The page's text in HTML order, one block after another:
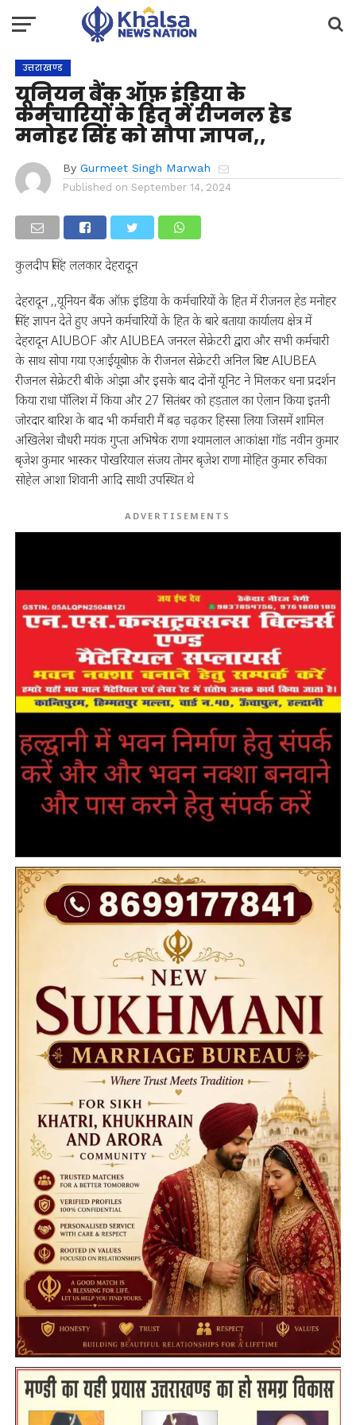
उत्तराखण्ड
यूनियन बैंक ऑफ़ इंडिया के
कर्मचारियों के हित में रीजनल हेड
मनोहर सिंह को सौपा ज्ञापन,,
By Gurmeet Singh Marwah
Published on September 14, 2024
कुलदीप सिंह ललकार देहरादून
देहरादून ,,यूनियन बैंक ऑफ़ इंडिया के कर्मचारियों के हित में रीजनल हेड मनोहर
सिंह ज्ञापन देते हुए अपने कर्मचारियों के हित के बारे बताया कार्यालय क्षेत्र में
देहरादून AIUBOF और AIUBEA जनरल सेक्रेटरी द्वारा और सभी कर्मचारी
के साथ सोपा गया एआईयूबोफ़ के रीजनल सेक्रेटरी अनिल बिष्ट AIUBEA
रीजनल सेक्रेटरी बीके ओझा और इसके बाद दोनों यूनिट ने मिलकर धना प्रदर्शन
किया राधा पॉलिश में किया और 27 सितंबर को हड़ताल का ऐलान किया इतनी
जोरदार बारिश के बाद भी कर्मचारी मैं बढ़ चढ़कर हिस्सा लिया जिसमें शामिल
अखिलेश चौधरी मयंक गुप्ता अभिषेक राणा श्यामलाल आकांक्षा गॉड नवीन कुमार
बृजेश कुमार भास्कर पोखरियाल संजय तोमर बृजेश राणा मोहित कुमार रुचिका
सोहेल आशा शिवानी आदि साथी उपस्थित थे
ADVERTISEMENTS